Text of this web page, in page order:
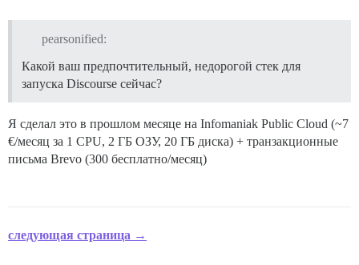
pearsonified:
Какой ваш предпочтительный, недорогой стек для
запуска Discourse сейчас?
Я сделал это в прошлом месяце на Infomaniak Public Cloud (~7
€/месяц за 1 CPU, 2 ГБ ОЗУ, 20 ГБ диска) + транзакционные
письма Brevo (300 бесплатно/месяц)
следующая страница →